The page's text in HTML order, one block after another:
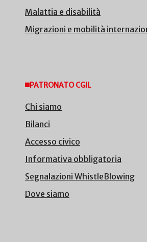
Malattia e disabilità
Migrazioni e mobilità
PATRONATO CGIL
Chi siamo
Bilanci
Accesso civico
Informativa obbligatoria
Segnalazioni WhistleBlowing
Dove siamo